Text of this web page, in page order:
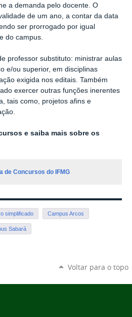
a demanda pelo docente. O
de um ano, a contar da data
ser prorrogado por igual
do campus.
professor substituto: ministrar aulas
e/ou superior, em disciplinas
exigida nos editais. Também
exercer outras funções inerentes
tais como, projetos afins e
e saiba mais sobre os
de Concursos do IFMG
simplificado Campus Arcos
Sabará
Voltar para o topo